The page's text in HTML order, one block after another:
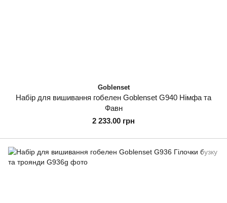
Goblenset
Набір для вишивання гобелен Goblenset G940 Німфа та
Фавн
2 233.00 грн